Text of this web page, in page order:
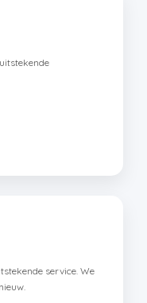
service. We